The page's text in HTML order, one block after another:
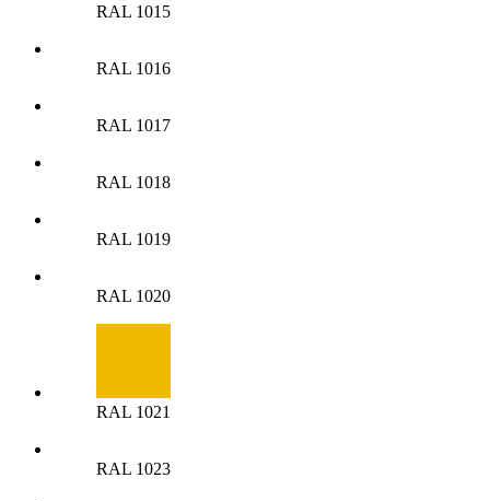
RAL 1015
RAL 1016
RAL 1017
RAL 1018
RAL 1019
RAL 1020
RAL 1021
RAL 1023